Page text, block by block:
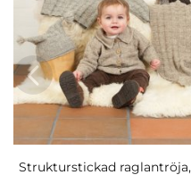
Strukturstickad raglantröja,